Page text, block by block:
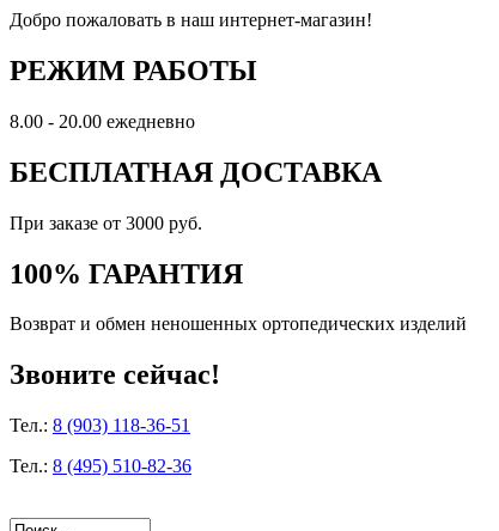
Добро пожаловать в наш интернет-магазин!
РЕЖИМ РАБОТЫ
8.00 - 20.00 ежедневно
БЕСПЛАТНАЯ ДОСТАВКА
При заказе от 3000 руб.
100% ГАРАНТИЯ
Возврат и обмен неношенных ортопедических изделий
Звоните сейчас!
Тел.: 8 (903) 118-36-51
Тел.: 8 (495) 510-82-36